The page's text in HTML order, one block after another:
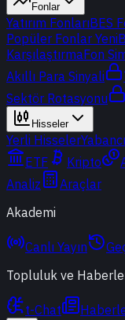
Fonlar
Yatırım FonlarıBES
Popüler Fonlar Yeni
KarşılaştırmaFon
Akıllı Para Sinyali
Sektör Rotasyonu
Hisseler
Yerli Hisseler
ETF
Kripto
Analiz
Araçlar
Akademi
Canlı Yayın
Topluluk ve
t-Chat